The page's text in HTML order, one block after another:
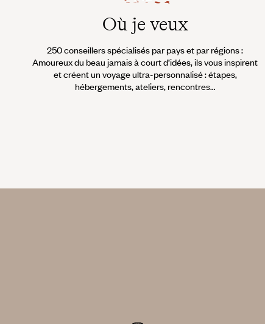
Où je veux
250 conseillers spécialisés par pays et par régions :
Amoureux du beau jamais à court d’idées, ils vous inspirent
et créent un voyage ultra-personnalisé : étapes,
hébergements, ateliers, rencontres…